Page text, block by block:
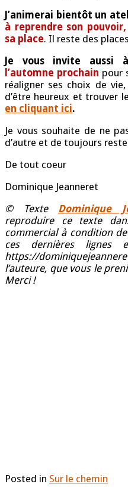
J’animerai bientôt un
à reprendre son
sa place. Il reste des
Je vous invite aussi
l’automne prochain pour
réaligner ses choix de
d’être heureux et trouver
en cliquant ici.
Je vous souhaite de ne
d’autre et de toujours
De tout coeur
Dominique Jeanneret
© Texte Dominique
reproduire ce texte
commercial à condition
ces dernières
https://
l’auteure, que vous le
Merci !
Posted in Sur le chemin